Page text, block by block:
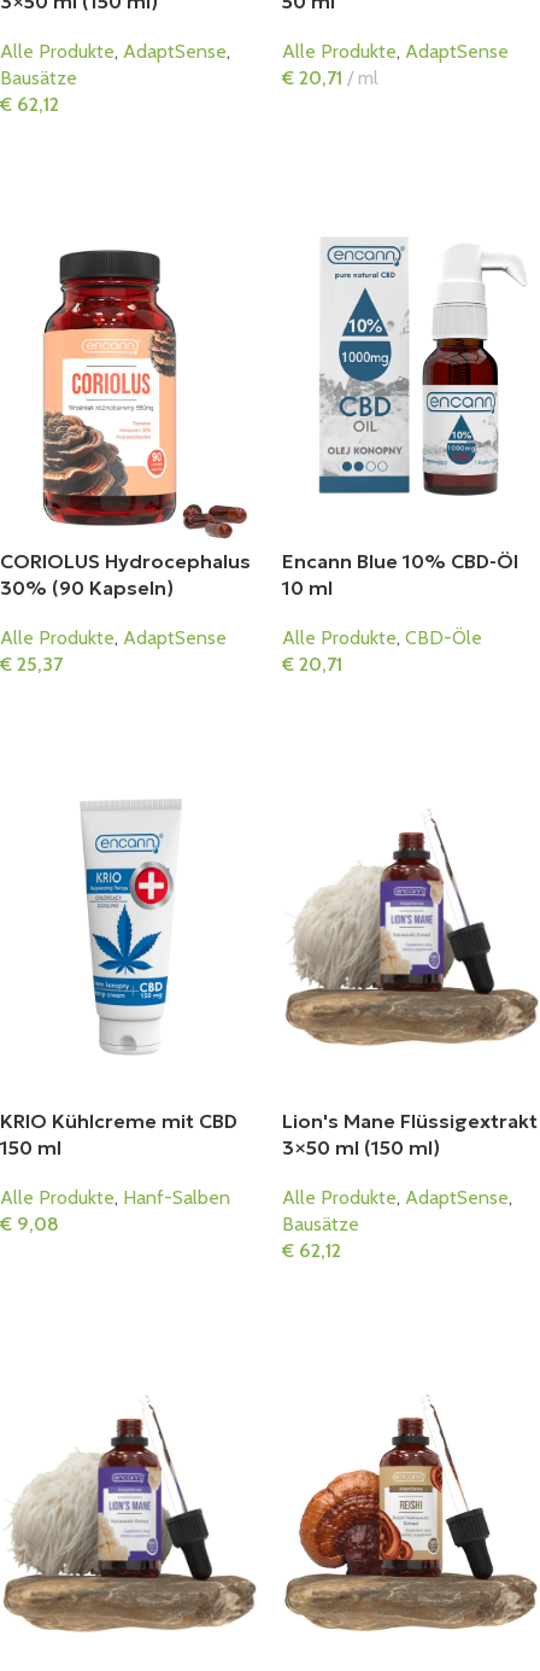
Alle Produkte, AdaptSense,
Bausätze
€ 62,12
Alle Produkte, AdaptSense
€ 20,71 ml
CORIOLUS Hydrocephalus
30% (90 Kapseln)
Alle Produkte, AdaptSense
€ 25,37
Encann Blue 10% CBD-Öl
10 ml
Alle Produkte, CBD-Öle
€ 20,71
KRIO Kühlcreme mit CBD
150 ml
Alle Produkte, Hanf-Salben
€ 9,08
Lion's Mane Flüssigextrakt
3×50 ml (150 ml)
Alle Produkte, AdaptSense,
Bausätze
€ 62,12